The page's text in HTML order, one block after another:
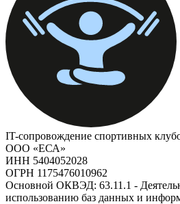
IT-сопровождение спортивных
ООО «ЕСА»
ИНН 5404052028
ОГРН 1175476010962
Основной ОКВЭД: 63.11.1 -
использованию баз данных и